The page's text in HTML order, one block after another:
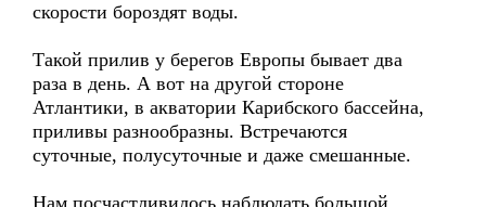
скорости бороздят воды.
Такой прилив у берегов Европы бывает два
раза в день. А вот на другой стороне
Атлантики, в акватории Карибского бассейна,
приливы разнообразны. Встречаются
суточные, полусуточные и даже смешанные.
Нам посчастливилось наблюдать большой